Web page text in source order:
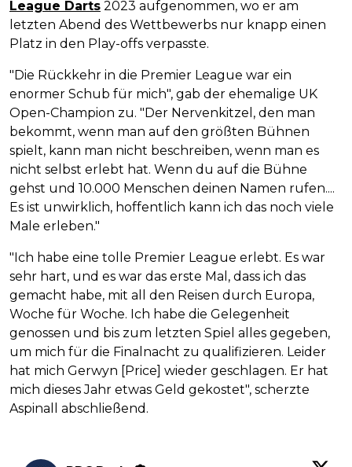
League Darts 2023 aufgenommen, wo er am
letzten Abend des Wettbewerbs nur knapp einen
Platz in den Play-offs verpasste.
"Die Rückkehr in die Premier League war ein
enormer Schub für mich", gab der ehemalige UK
Open-Champion zu. "Der Nervenkitzel, den man
bekommt, wenn man auf den größten Bühnen
spielt, kann man nicht beschreiben, wenn man es
nicht selbst erlebt hat. Wenn du auf die Bühne
gehst und 10.000 Menschen deinen Namen rufen....
Es ist unwirklich, hoffentlich kann ich das noch viele
Male erleben."
"Ich habe eine tolle Premier League erlebt. Es war
sehr hart, und es war das erste Mal, dass ich das
gemacht habe, mit all den Reisen durch Europa,
Woche für Woche. Ich habe die Gelegenheit
genossen und bis zum letzten Spiel alles gegeben,
um mich für die Finalnacht zu qualifizieren. Leider
hat mich Gerwyn [Price] wieder geschlagen. Er hat
mich dieses Jahr etwas Geld gekostet", scherzte
Aspinall abschließend.